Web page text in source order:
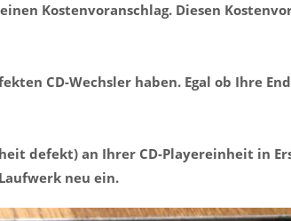
Kostenvoranschlag. Diesen
CD-Wechsler haben. Egal ob Ihre
defekt) an Ihrer CD-Playereinheit in
neu ein.